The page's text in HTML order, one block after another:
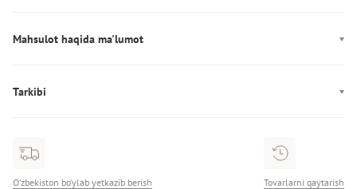
Mahsulot haqida ma'lumot
Tarkibi
O‘zbekiston bo‘ylab yetkazib berish
Tovarlarni qaytarish